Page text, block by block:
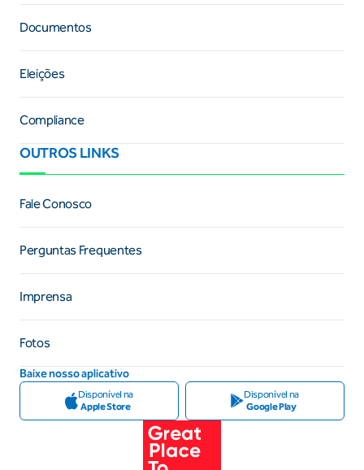
Documentos
Eleições
Compliance
OUTROS LINKS
Fale Conosco
Perguntas Frequentes
Imprensa
Fotos
Baixe nosso aplicativo
Disponível na
Apple Store
Disponível na
Google Play